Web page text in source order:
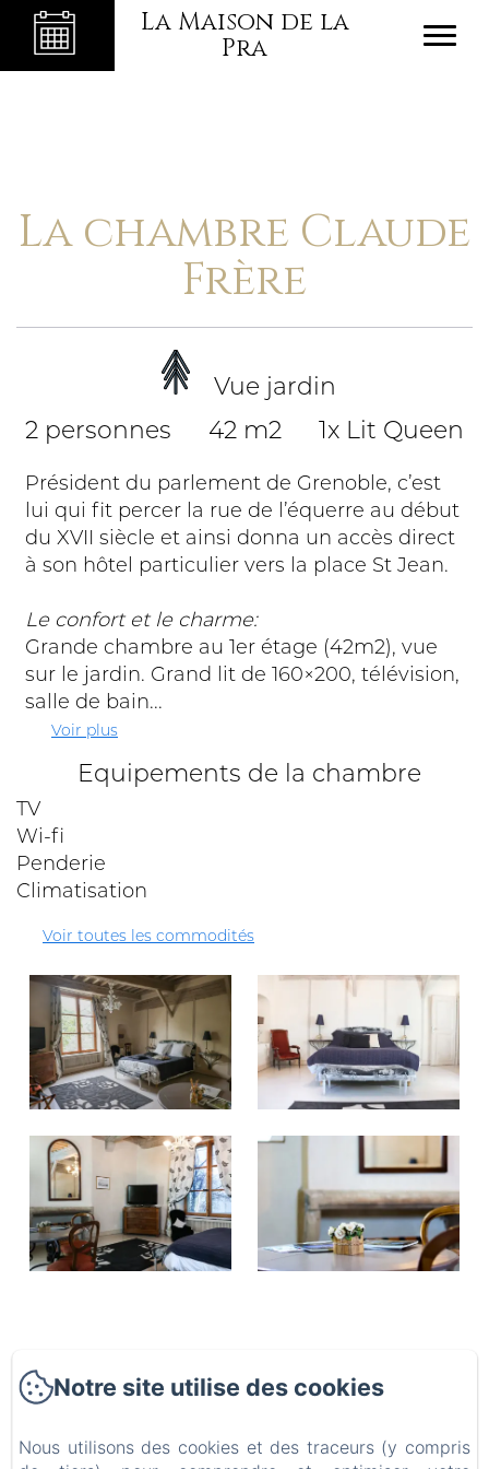
La Maison de la
Pra
La chambre Claude
Frère
Vue jardin
2 personnes
42 m2 1x Lit Queen
Président du parlement de Grenoble, c’est
lui qui fit percer la rue de l’équerre au début
du XVII siècle et ainsi donna un accès direct
à son hôtel particulier vers la place St Jean.
Le confort et le charme:
Grande chambre au 1er étage (42m2), vue
sur le jardin. Grand lit de 160×200, télévision,
salle de bain...
Voir plus
Equipements de la chambre
TV
Wi-fi
Penderie
Climatisation
Voir toutes les commodités
La Maison de la Pra
Informations légales
Notre site utilise des cookies
Nous utilisons des cookies et des traceurs (y compris